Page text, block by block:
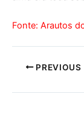
Fonte: Arautos
PREVIOUS